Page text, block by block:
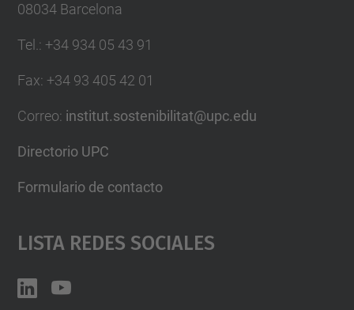
08034 Barcelona
Tel.: +34 934 05 43 91
Fax: +34 93 405 42 01
Correo: institut.sostenibilitat@upc.edu
Directorio UPC
Formulario de contacto
Lista Redes Sociales